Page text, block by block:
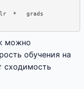
*   grads
можно
обучения на
сходимость